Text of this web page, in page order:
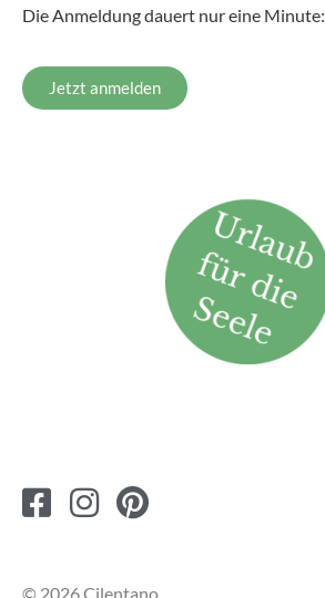
Die Anmeldung dauert nur eine Minute:
Jetzt anmelden
© 2026 Cilentano